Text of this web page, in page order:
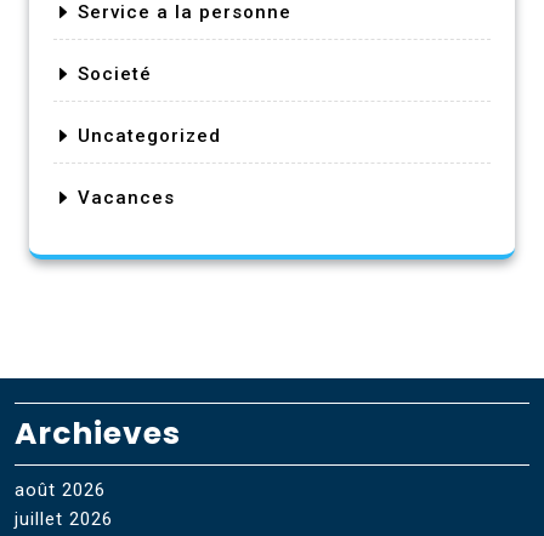
Service a la personne
Societé
Uncategorized
Vacances
Archieves
août 2026
juillet 2026